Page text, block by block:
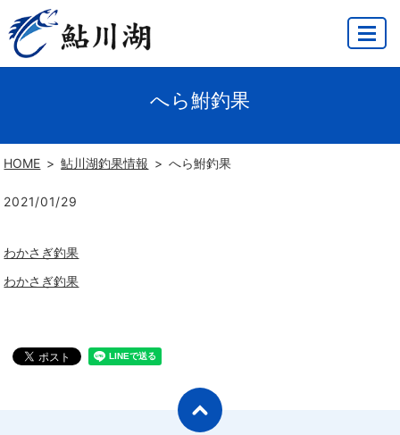
MENU
へら鮒釣果
HOME 鮎川湖釣果情報 へら鮒釣果
2021/01/29
わかさぎ釣果
わかさぎ釣果